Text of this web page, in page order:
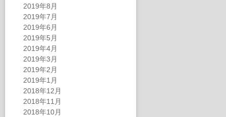
2019年8月
2019年7月
2019年6月
2019年5月
2019年4月
2019年3月
2019年2月
2019年1月
2018年12月
2018年11月
2018年10月